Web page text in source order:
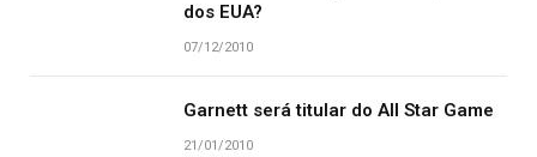
dos EUA?
07/12/2010
Garnett será titular do All Star Game
21/01/2010